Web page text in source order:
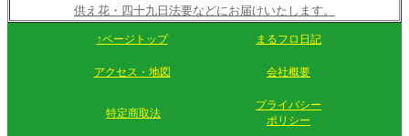
供え花・四十九日法要などにお届けいたします。
↑ページトップ まるフロ日記
アクセス・地図 会社概要
特定商取法
プライバシー
ポリシー